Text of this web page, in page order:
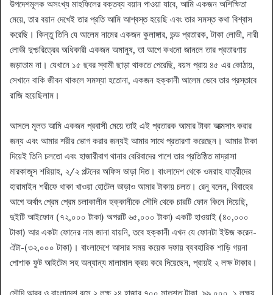
উপদেশমূলক অসংখ্য মাহফিলের বক্তব্য বয়ান পাওয়া যাবে, আমি একজন অশিক্ষিতা
মেয়ে, তার বয়ান দেখেই তার প্রতি আমি আশ্বস্ত হয়েছি এবং তার সমস্ত কথা বিশ্বাস
করেছি। কিন্তু তিনি যে আলেম নামের একজন কুলাঙ্গার, ভন্ড প্রতারক, টাকা লোভী, নারী
লোভী দুশ্চরিত্রের অধিকারী একজন অমানুষ, তা আগে কখনো জানলে তার প্রতারণায়
জড়াতাম না। যেখানে ১৫ ছবর স্বামী ছাড়া থাকতে পেরেছি, বয়স প্রায় ৪৫ এর কোঠায়,
সেখানে বাকি জীবন থাকলে সমস্যা হতোনা, একজন হক্কানী আলেম ভেবে তার প্রস্তাবে
রাজি হয়েছিলাম।
আসলে মূলত আমি একজন প্রবাসী মেয়ে তাই এই প্রতারক আমার টাকা আত্মসাৎ করার
জন্য এবং আমার শরীর ভোগ করার জন্যই আমার সাথে প্রতারণা করেছেন। আমার টাকা
দিয়েই তিনি চলতো এবং হাজারীবাগ থানার বেরিবাদের পাশে তার প্রতিষ্ঠিত মাদ্রাসা
মারকাজুস শরিয়াহ, ২/২ পল্টনের অফিস ভাড়া দিত। বাংলাদেশ থেকে ওমরাহ যাত্রীদের
হারামাইন শরীফে থাকা খাওয়া হোটেল ভাড়াও আমার টাকায় চলত। রেনু বলেন, বিবাহের
আগে অর্থাৎ প্রেম প্রেম চলাকালীন হক্কানীকে সৌদি থেকে চারটি ফোন কিনে দিয়েছি,
দুইটি আইফোন (৭২,০০০ টাকা) অপরটি ৬৫,০০০ টাকা) একটি হাওয়াই (৪০,০০০
টাকা) আর একটা ফোনের নাম জানা যায়নি, তবে হক্কানী এখন যে ফোনটা ইউজ করেন-
ঐটা-(৩২,০০০ টাকা)। বাংলাদেশে আসার সময় কয়েক দফায় ব্যবহারিক শাড়ি গয়না
পোশাক ফুট আইটেম সহ অন্যান্য মালামাল ক্রয় করে দিয়েছেন, প্রায়ই ২ লক্ষ টাকার।